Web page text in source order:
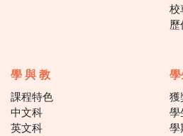
校
歷
學 與 教
課程特色
中文科
英文科
學
獲
學
學